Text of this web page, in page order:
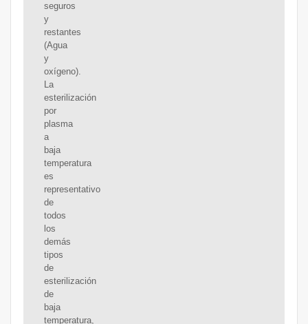
seguros
y
restantes
(Agua
y
oxígeno).
La
esterilización
por
plasma
a
baja
temperatura
es
representativo
de
todos
los
demás
tipos
de
esterilización
de
baja
temperatura,